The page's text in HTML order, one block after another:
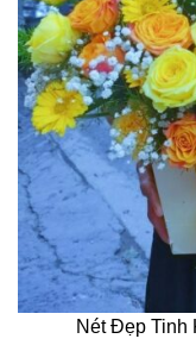
Nét Đẹp Tinh